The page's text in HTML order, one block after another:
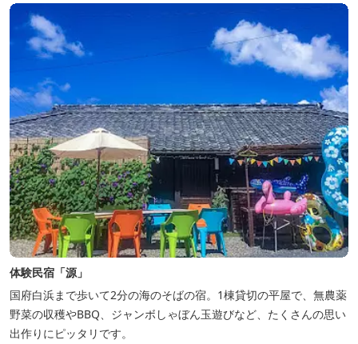
体験民宿「源」
国府白浜まで歩いて2分の海のそばの宿。1棟貸切の平屋で、無農薬
野菜の収穫やBBQ、ジャンボしゃぼん玉遊びなど、たくさんの思い
出作りにピッタリです。